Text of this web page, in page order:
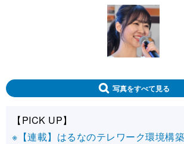
写真をすべて見る
【PICK UP】
※【連載】はるなのテレワーク環境構築